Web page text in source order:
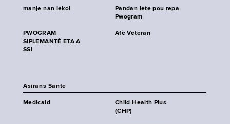
manje nan lekol
Pandan lete pou repa
Pwogram
PWOGRAM
SIPLEMANTÈ ETA A
SSI
Afè Veteran
Asirans Sante
Medicaid
Child Health Plus
(CHP)